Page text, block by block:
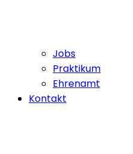
Jobs
Praktikum
Ehrenamt
Kontakt